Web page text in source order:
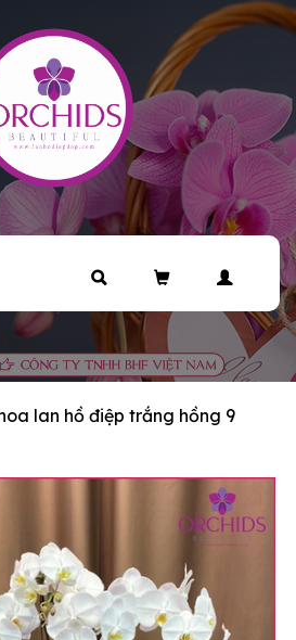
lan hồ điệp trắng hồng 9